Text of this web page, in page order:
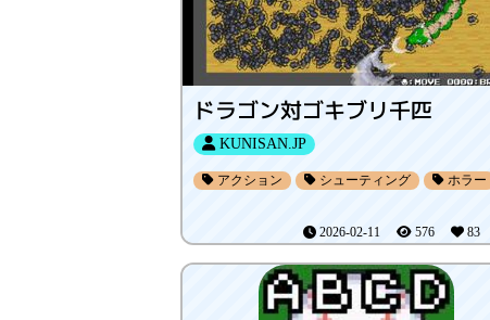
ドラゴン対ゴキブリ千匹
KUNISAN.JP
アクション シューティング ホラー
2026-02-11 576 83